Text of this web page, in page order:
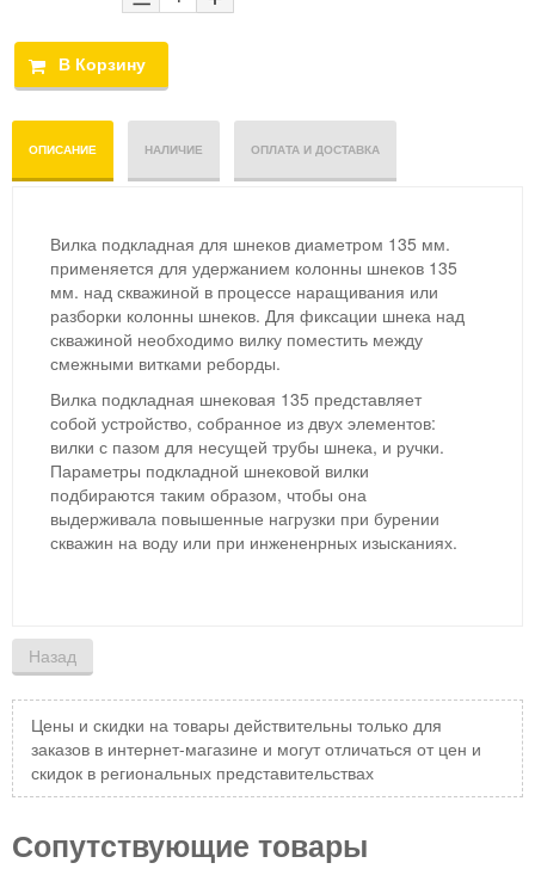
ОПИСАНИЕ НАЛИЧИЕ ОПЛАТА И ДОСТАВКА
Вилка подкладная для шнеков диаметром 135 мм.
применяется для удержанием колонны шнеков 135
мм. над скважиной в процессе наращивания или
разборки колонны шнеков. Для фиксации шнека над
скважиной необходимо вилку поместить между
смежными витками реборды.
Вилка подкладная шнековая 135 представляет
собой устройство, собранное из двух элементов:
вилки с пазом для несущей трубы шнека, и ручки.
Параметры подкладной шнековой вилки
подбираются таким образом, чтобы она
выдерживала повышенные нагрузки при бурении
скважин на воду или при инжененрных изысканиях.
Цены и скидки на товары действительны только для
заказов в интернет-магазине и могут отличаться от цен и
скидок в региональных представительствах
Сопутствующие товары